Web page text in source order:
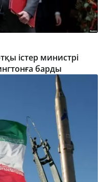
істер министрі
барды